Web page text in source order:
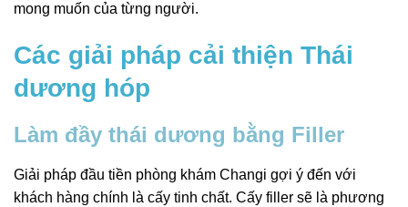
mong muốn của từng người.
Các giải pháp cải thiện Thái
dương hóp
Làm đầy thái dương bằng Filler
Giải pháp đầu tiền phòng khám Changi gợi ý đến với
khách hàng chính là cấy tinh chất. Cấy filler sẽ là phương